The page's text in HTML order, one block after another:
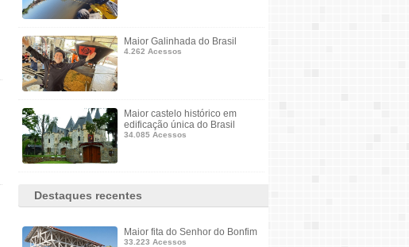
Maior Galinhada do Brasil
4.262 Acessos
Maior castelo histórico em
edificação única do Brasil
34.085 Acessos
Destaques recentes
Maior fita do Senhor do Bonfim
33.223 Acessos